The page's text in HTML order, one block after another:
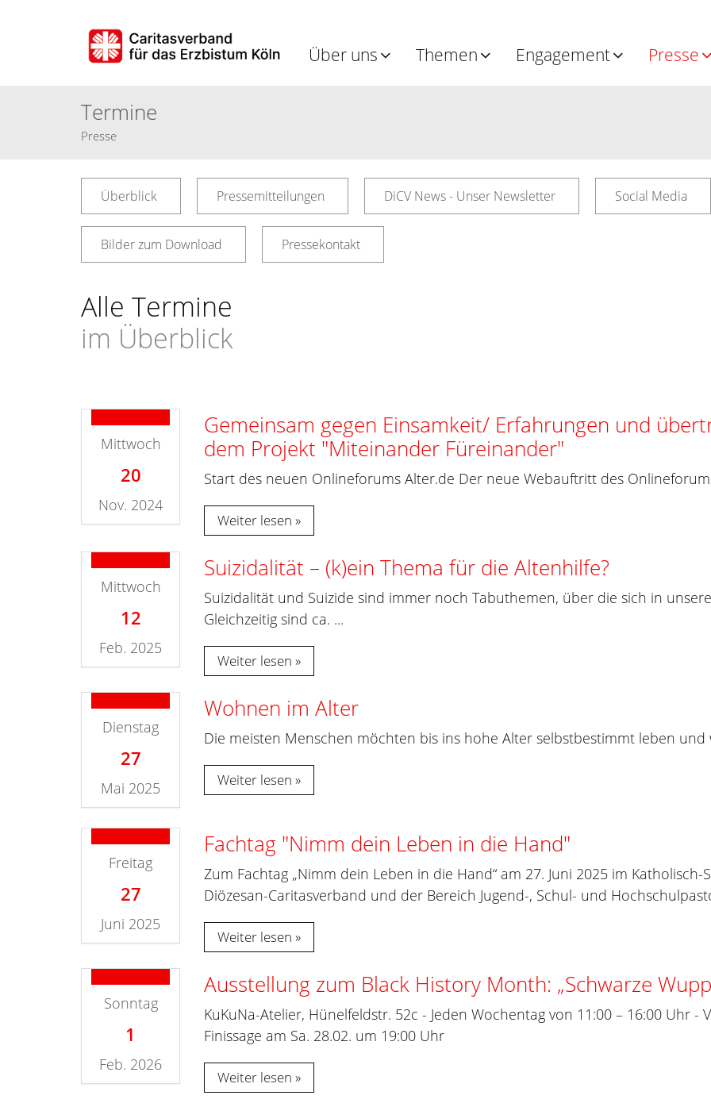
Über uns Themen Engagement Presse
Termine
Presse
Überblick Pressemitteilungen DiCV News - Unser Newsletter Social Media
Bilder zum Download Pressekontakt
Alle Termine
im Überblick
Mittwoch
20
Nov. 2024
Gemeinsam gegen Einsamkeit/ Erfahrungen und
dem Projekt "Miteinander Füreinander"
Start des neuen Onlineforums Alter.de Der neue Webauftritt des
Weiter lesen
Mittwoch
12
Feb. 2025
Suizidalität – (k)ein Thema für die Altenhilfe?
Suizidalität und Suizide sind immer noch Tabuthemen, über die sich in
Gleichzeitig sind ca. ...
Weiter lesen
Dienstag
27
Mai 2025
Wohnen im Alter
Die meisten Menschen möchten bis ins hohe Alter selbstbestimmt leben und
Weiter lesen
Freitag
27
Juni 2025
Fachtag "Nimm dein Leben in die Hand"
Zum Fachtag „Nimm dein Leben in die Hand“ am 27. Juni 2025 im
Diözesan-Caritasverband und der Bereich Jugend-, Schul- und
Weiter lesen
Sonntag
1
Feb. 2026
Ausstellung zum Black History Month: „Schwarze
KuKuNa-Atelier, Hünelfeldstr. 52c - Jeden Wochentag von 11:00 – 16:00 Uhr -
Finissage am Sa. 28.02. um 19:00 Uhr
Weiter lesen